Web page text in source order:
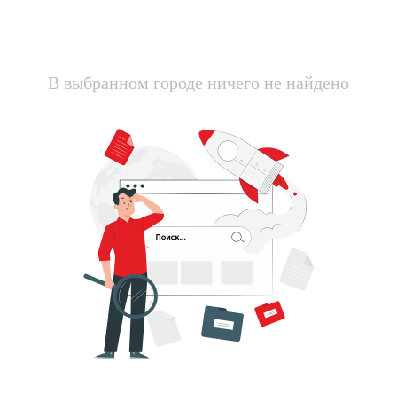
В выбранном городе ничего не найдено